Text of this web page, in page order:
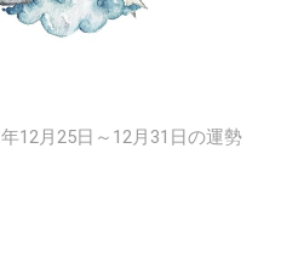
12月25日～12月31日の運勢